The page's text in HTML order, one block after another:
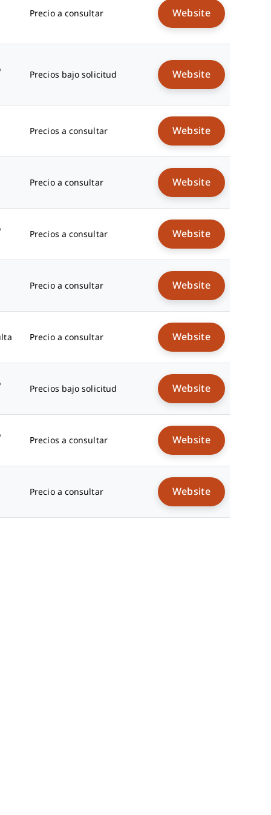
Precio a consultar Website
Precios bajo solicitud Website
Precios a consultar Website
Precio a consultar Website
Precios a consultar Website
Precio a consultar Website
Precio a consultar Website
Precios bajo solicitud Website
Precios a consultar Website
Precio a consultar Website